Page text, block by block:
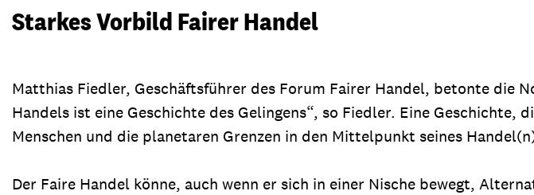
Starkes Vorbild Fairer Handel
Matthias Fiedler, Geschäftsführer des Forum Fairer Handel, betonte die
Handels ist eine Geschichte des Gelingens“, so Fiedler. Eine
Menschen und die planetaren Grenzen in den Mittelpunkt seines
Der Faire Handel könne, auch wenn er sich in einer Nische bewegt,